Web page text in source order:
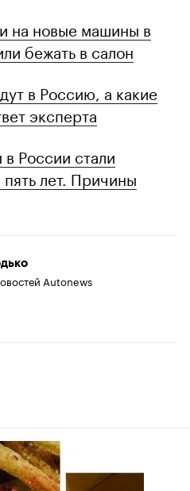
на новые машины в
бежать в салон
в Россию, а какие
эксперта
России стали
лет. Причины
Autonews